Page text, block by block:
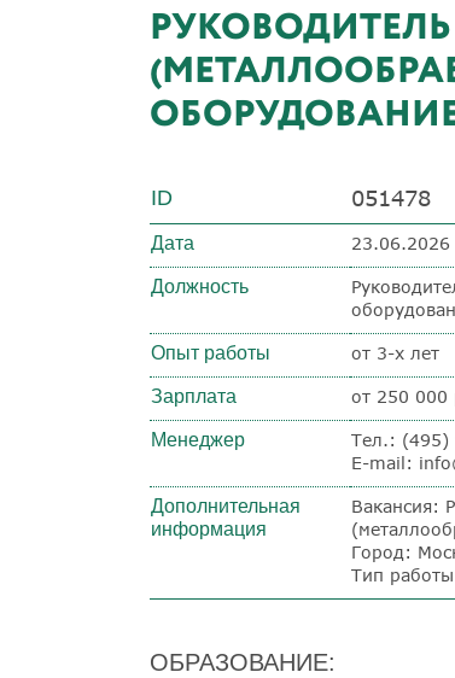
ID 051478
Дата 23.06.2026
Должность
Опыт работы от 3-х лет
Зарплата от 250 000
Менеджер
Тел.: (495)
E-mail:
Дополнительная
информация
Вакансия:
Город:
Тип
ОБРАЗОВАНИЕ: